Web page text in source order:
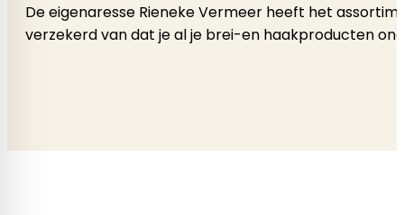
De eigenaresse Rieneke Vermeer heeft het
verzekerd van dat je al je brei-en haakproducten